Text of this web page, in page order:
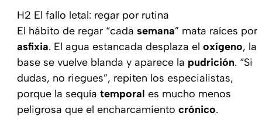
H2 El fallo letal: regar por rutina
El hábito de regar “cada semana” mata raíces por
asfixia. El agua estancada desplaza el oxígeno, la
base se vuelve blanda y aparece la pudrición. “Si
dudas, no riegues”, repiten los especialistas,
porque la sequía temporal es mucho menos
peligrosa que el encharcamiento crónico.